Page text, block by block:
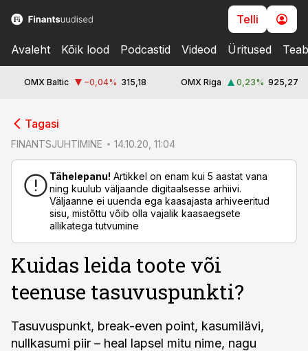
Telli
Avaleht Kõik lood Podcastid Videod Üritused
OMX Baltic −0,04% 315,18 OMX Riga 0,23% 925,27
Tagasi
FINANTSJUHTIMINE 14.10.20, 11:04
Tähelepanu! Artikkel on enam kui 5 aastat vana
ning kuulub väljaande digitaalsesse arhiivi.
Väljaanne ei uuenda ega kaasajasta arhiveeritud
sisu, mistõttu võib olla vajalik kaasaegsete
allikatega tutvumine
Kuidas leida toote või
teenuse tasuvuspunkti?
Tasuvuspunkt, break-even point, kasumilävi,
nullkasumi piir – heal lapsel mitu nime, nagu